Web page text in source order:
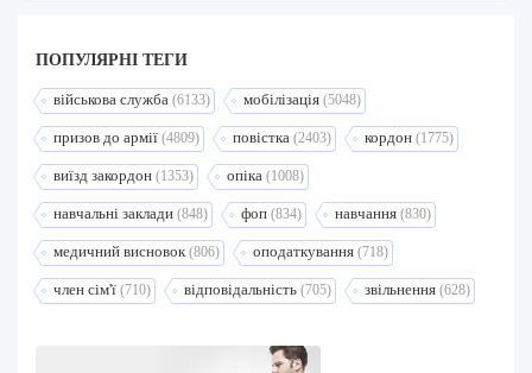
ПОПУЛЯРНI ТЕГИ
військова служба (6133) мобілізація (5048)
призов до армії (4809) повістка (2403) кордон (1775)
виїзд закордон (1353) опіка (1008)
навчальні заклади (848) фоп (834) навчання (830)
медичний висновок(806) оподаткування (718)
член сім'ї (710) відповідальність (705) звільнення (628)